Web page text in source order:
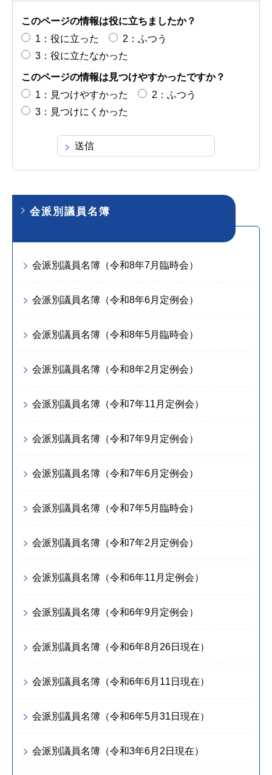
このページの情報は役に立ちましたか？
1：役に立った
2：ふつう
3：役に立たなかった
このページの情報は見つけやすかったですか？
1：見つけやすかった
2：ふつう
3：見つけにくかった
会派別議員名簿
会派別議員名簿（令和8年7月臨時会）
会派別議員名簿（令和8年6月定例会）
会派別議員名簿（令和8年5月臨時会）
会派別議員名簿（令和8年2月定例会）
会派別議員名簿（令和7年11月定例会）
会派別議員名簿（令和7年9月定例会）
会派別議員名簿（令和7年6月定例会）
会派別議員名簿（令和7年5月臨時会）
会派別議員名簿（令和7年2月定例会）
会派別議員名簿（令和6年11月定例会）
会派別議員名簿（令和6年9月定例会）
会派別議員名簿（令和6年8月26日現在）
会派別議員名簿（令和6年6月11日現在）
会派別議員名簿（令和6年5月31日現在）
会派別議員名簿（令和3年6月2日現在）